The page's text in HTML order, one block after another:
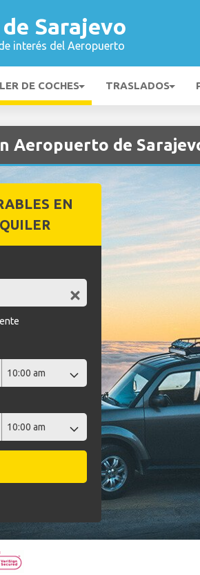
Sarajevo
interés del Aeropuerto
DE COCHES TRASLADOS
Aeropuerto de
EN